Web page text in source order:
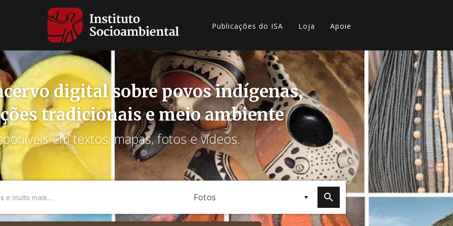
Publicações do ISA Loja Apoie
digital sobre povos indígenas,
tradicionais e meio ambiente
em textos, mapas, fotos e vídeos.
Fotos